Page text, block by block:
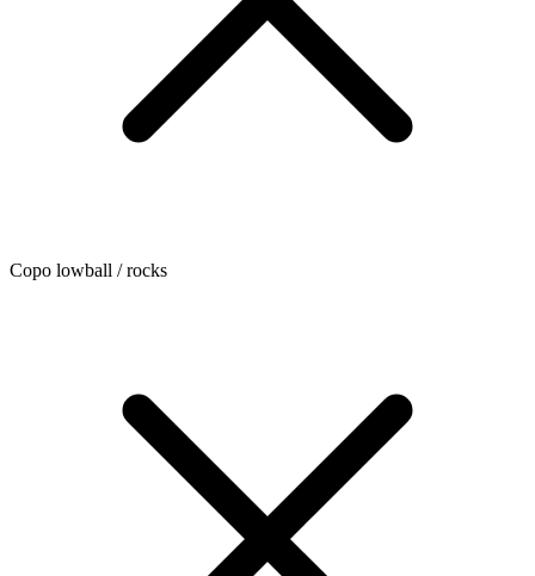
Copo lowball / rocks